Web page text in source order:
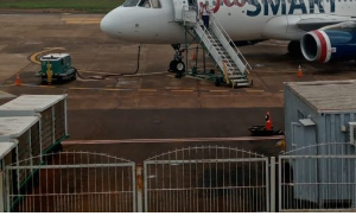
guaraní”.
“Exijo respeto y garante de
pueblo para que ninguna
desalojada,porque en la historia, en
presente y en el futuro, vamos a
defender nuestro territorio cueste lo
Queremos que el Estado acompañe